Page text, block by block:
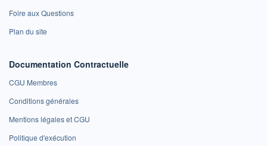
Foire aux Questions
Plan du site
Documentation Contractuelle
CGU Membres
Conditions générales
Mentions légales et CGU
Politique d'exécution